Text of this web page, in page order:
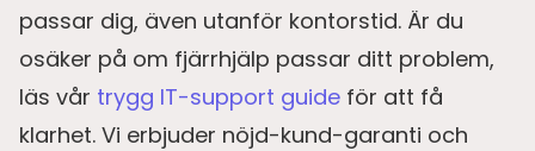
passar dig, även utanför kontorstid. Är du
osäker på om fjärrhjälp passar ditt problem,
läs vår trygg IT-support guide för att få
klarhet. Vi erbjuder nöjd-kund-garanti och